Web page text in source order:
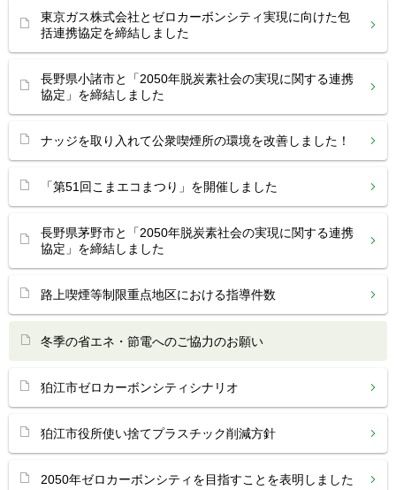
東京ガス株式会社とゼロカーボンシティ実現に向けた包
括連携協定を締結しました
長野県小諸市と「2050年脱炭素社会の実現に関する連携
協定」を締結しました
ナッジを取り入れて公衆喫煙所の環境を改善しました！
「第51回こまエコまつり」を開催しました
長野県茅野市と「2050年脱炭素社会の実現に関する連携
協定」を締結しました
路上喫煙等制限重点地区における指導件数
冬季の省エネ・節電へのご協力のお願い
狛江市ゼロカーボンシティシナリオ
狛江市役所使い捨てプラスチック削減方針
2050年ゼロカーボンシティを目指すことを表明しました